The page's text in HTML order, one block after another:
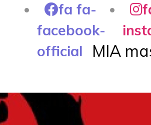
fa fa-
facebook-
official
MIA